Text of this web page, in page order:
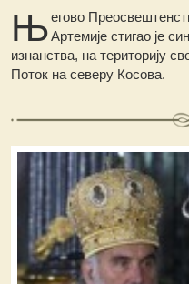
Његово
Артемије стигао је
изнанства, на територију
Поток на северу Косова.